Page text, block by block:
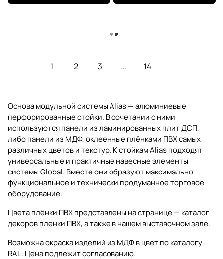
Загрузить еще
1 2 3 ... 14
Основа модульной системы Alias — алюминиевые
перфорированные стойки. В сочетании с ними
используются панели из ламинированных плит ДСП,
либо панели из МДФ, оклеенные плёнками ПВХ самых
различных цветов и текстур. К стойкам Alias подходят
универсальные и практичные навесные элементы
системы Global. Вместе они образуют максимально
функциональное и технически продуманное торговое
оборудование.
Цвета плёнки ПВХ представлены на странице — каталог
декоров пленки ПВХ, а также в нашем выставочном зале.
Возможна окраска изделий из МДФ в цвет по каталогу
RAL. Цена подлежит согласованию.